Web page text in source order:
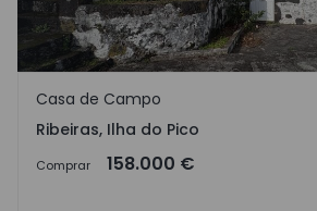
Ribeiras, Ilha do Pico
Casa de Campo
Ribeiras, Ilha do Pico
Comprar 158.000 €